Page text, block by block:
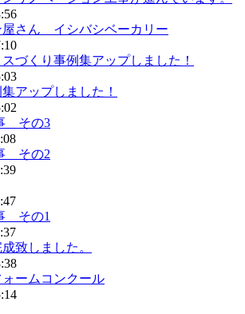
屋さん イシバシベーカリー
づくり事例集アップしました！
アップしました！
その3
その2
その1
致しました。
ームコンクール